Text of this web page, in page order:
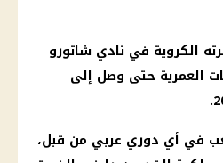
الكروية في نادي شاتورو
العمرية حتى وصل إلى
في أي دوري عربي من قبل،